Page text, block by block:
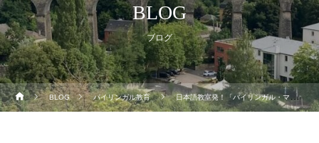
BLOG
ブログ
BLOG バイリンガル教育 日本語教室発！「バイリンガル・マルチリンガル ウケた絵本」はじめます